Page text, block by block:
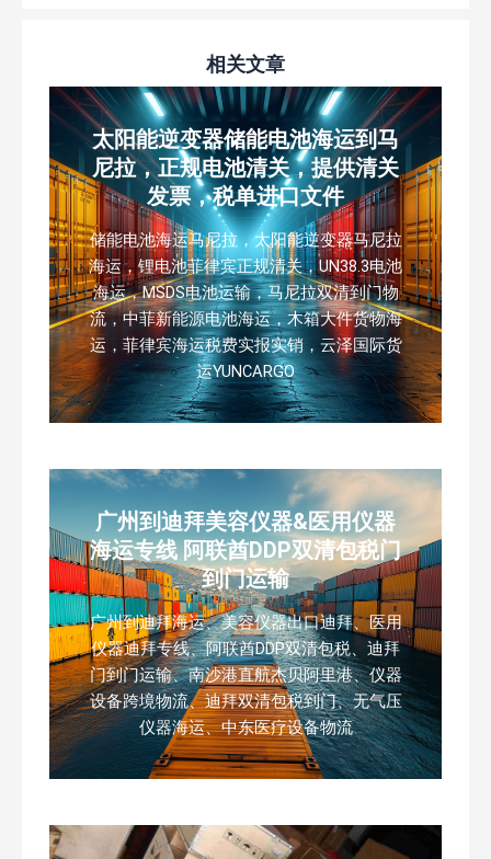
相关文章
太阳能逆变器储能电池海运到马
尼拉，正规电池清关，提供清关
发票，税单进口文件
储能电池海运马尼拉，太阳能逆变器马尼拉
海运，锂电池菲律宾正规清关，UN38.3电池
海运，MSDS电池运输，马尼拉双清到门物
流，中菲新能源电池海运，木箱大件货物海
运，菲律宾海运税费实报实销，云泽国际货
运YUNCARGO
广州到迪拜美容仪器&医用仪器
海运专线 阿联酋DDP双清包税门
到门运输
广州到迪拜海运、美容仪器出口迪拜、医用
仪器迪拜专线、阿联酋DDP双清包税、迪拜
门到门运输、南沙港直航杰贝阿里港、仪器
设备跨境物流、迪拜双清包税到门、无气压
仪器海运、中东医疗设备物流